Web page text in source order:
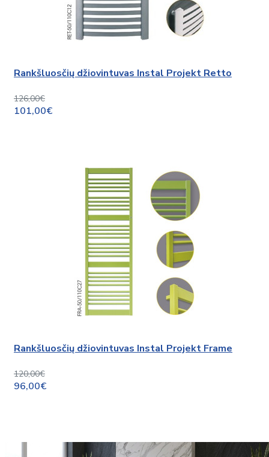
Rankšluosčių džiovintuvas Instal Projekt Retto
126,00€
101,00€
Rankšluosčių džiovintuvas Instal Projekt Frame
120,00€
96,00€